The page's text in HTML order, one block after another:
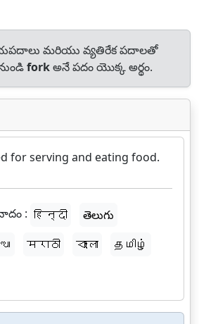
మరియు వ్యతిరేక పదాలతో
forkఅనే పదం యొక్క అర్థం.
for serving and eating food.
: हिन्दी
తెలుగు
मराठी বাংলা
தமிழ்